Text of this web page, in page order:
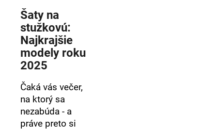
Šaty na
stužkovú:
Najkrajšie
modely roku
2025
Čaká vás večer,
na ktorý sa
nezabúda - a
práve preto si